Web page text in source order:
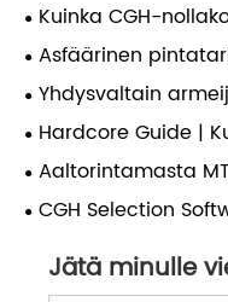
Kuinka CGH-
diffraktiivisina
mahdollistaakseen
asfääritestauksen?
Asfäärinen
aikakaudelle:
laadullisen
optisessa
Yhdysvaltain
(3500 riviparia)
testikohteita:
huippuluokan
Hardcore Guide |
oikein optisen
kalibrointiin?
Aaltorintamasta
optinen järjestelmä
CGH Selection
Jätä minulle